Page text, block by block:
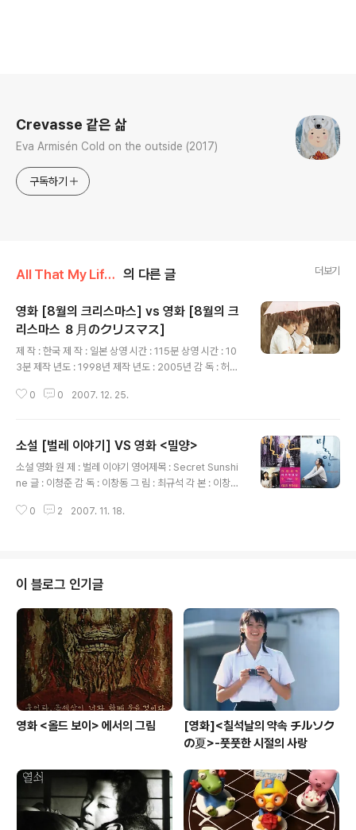
Crevasse 같은 삶
Eva Armisén Cold on the outside (2017)
구독하기
All That My Life/고거 & 이거 의 다른 글 더보기
영화 [8월의 크리스마스] vs 영화 [8월의 크
리스마스 ８月のクリスマス]
제 작 : 한국 제 작 : 일본 상영 시간 : 115분 상영 시간 : 10
3분 제작 년도 : 1998년 제작 년도 : 2005년 감 독 : 허진
동환, 허진호 각 본 : 나가사키 슌이치(長崎俊一) 출 연 :
志) 오지혜 니시다 나오미(西田尚美) 이한위 오오쿠라 코
지(大倉孝二) 전미선 토다 나호(戸田菜穂) 오오타카라
토모코(大寶智子) 쿠사무라 레이코(草村礼子) 노구치
촬 영 : 나가타 유이치(長田勇市) 음 악 : 조성우 음 악 : 야
0 0 2007. 12. 25.
소설 [벌레 이야기] VS 영화 <밀양>
소설 영화 원 제 : 벌레 이야기 영어제목 : Secret Sunshi
ne 글 : 이청준 감 독 : 이창동 그 림 : 최규석 각 본 : 이창동
정엽 외 출판년도 : 2007.06 초판 2쇄 제작년도 : 2007
에 대한 기대는 컸다. 한국식 기독교에 대한 조롱이라는 세
간의 평가는 지극히 호기심을 자극하는 부분이었다. 영화
를 보기 전에 이청준이 짧은 단편으로 써 둔 라는 소설을 영
화 개봉과 맞춰 다시 조금 고치고 삽화까지 그려넣은 그림
소설 [밀양]을 후다닥 읽었다...
0 2 2007. 11. 18.
이 블로그 인기글
영화 <올드 보이> 에서의 그림
[영화]<칠석날의 약속 チルソク
の夏>-풋풋한 시절의 사랑